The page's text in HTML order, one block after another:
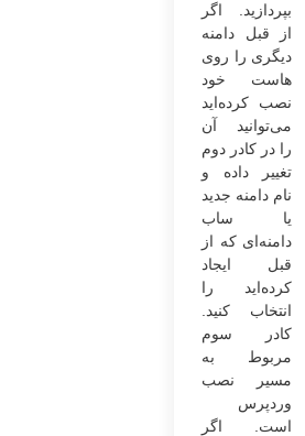
بپردازید. اگر
از قبل دامنه
دیگری را روی
هاست خود
نصب کرده‌اید
می‌توانید آن
را در کادر دوم
تغییر داده و
نام دامنه جدید
یا ساب
دامنه‌ای که از
قبل ایجاد
کرده‌اید را
انتخاب کنید.
کادر سوم
مربوط به
مسیر نصب
وردپرس
است. اگر